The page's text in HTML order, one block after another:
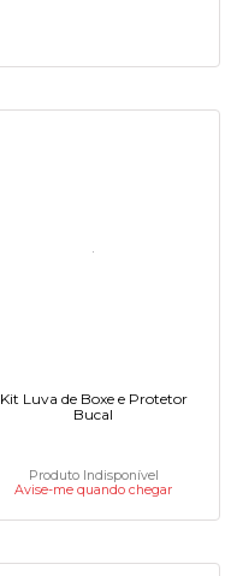
Kit Luva de Boxe e Protetor
Bucal
Produto Indisponível
Avise-me quando chegar